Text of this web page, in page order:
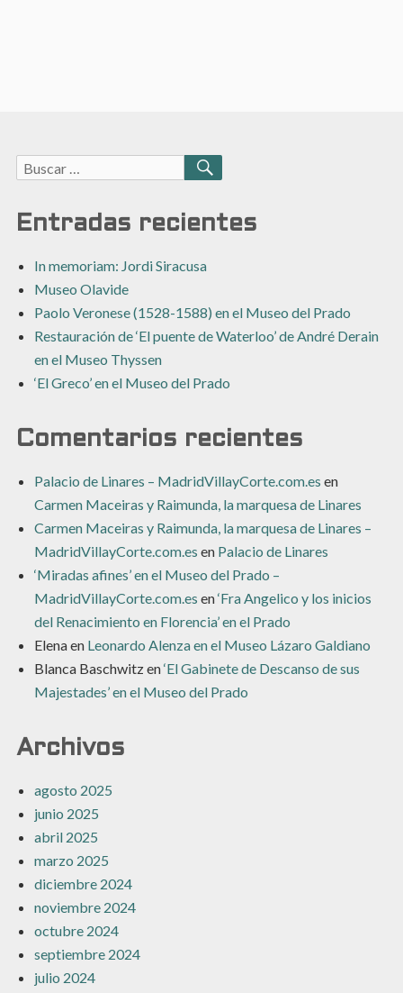
Buscar:
BUSCAR
Entradas recientes
In memoriam: Jordi Siracusa
Museo Olavide
Paolo Veronese (1528-1588) en el Museo del Prado
Restauración de ‘El puente de Waterloo’ de André Derain
en el Museo Thyssen
‘El Greco’ en el Museo del Prado
Comentarios recientes
Palacio de Linares – MadridVillayCorte.com.es en
Carmen Maceiras y Raimunda, la marquesa de Linares
Carmen Maceiras y Raimunda, la marquesa de Linares –
MadridVillayCorte.com.es en Palacio de Linares
‘Miradas afines’ en el Museo del Prado –
MadridVillayCorte.com.es en‘Fra Angelico y los inicios
del Renacimiento en Florencia’ en el Prado
Elenaen Leonardo Alenza en el Museo Lázaro Galdiano
Blanca Baschwitzen‘El Gabinete de Descanso de sus
Majestades’ en el Museo del Prado
Archivos
agosto 2025
junio 2025
abril 2025
marzo 2025
diciembre 2024
noviembre 2024
octubre 2024
septiembre 2024
julio 2024